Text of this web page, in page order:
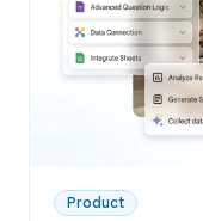
Product